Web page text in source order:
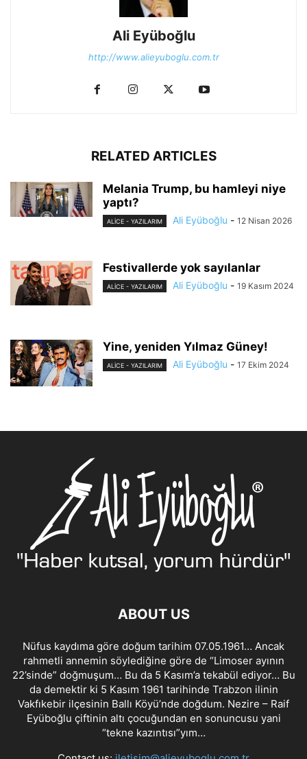
Ali Eyüboğlu
http://www.alieyuboglu.com.tr
RELATED ARTICLES
Melania Trump, bu hamleyi niye
yaptı?
ALİCE - YAZILARIM Ali Eyüboğlu - 12 Nisan 2026
Festivallerde yok sayılanlar
ALİCE - YAZILARIM Ali Eyüboğlu - 19 Kasım 2024
Yine, yeniden Yılmaz Güney!
ALİCE - YAZILARIM Ali Eyüboğlu - 17 Ekim 2024
ABOUT US
Nüfus kaydıma göre doğum tarihim 07.05.1961… Ancak
rahmetli annemin söylediğine göre de “Limoser ayının
22’sinde” doğmuşum… Bu da 5 Kasım’a tekabül ediyor… Bu
da demektir ki 5 Kasım 1961 tarihinde Trabzon ilinin
Vakfıkebir ilçesinin Ballı Köyü’nde doğdum. Nezire – Raif
Eyüboğlu çiftinin altı çocuğundan en sonuncusu yani
“tekne kazıntısı”yım…